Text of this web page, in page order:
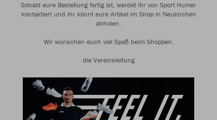
Sobald eure Bestellung fertig ist, werdet ihr von Sport Humer
kontaktiert und ihr könnt eure Artikel im Shop in Neukirchen
abholen.
Wir wünschen euch viel Spaß beim Shoppen.
die Vereinsleitung